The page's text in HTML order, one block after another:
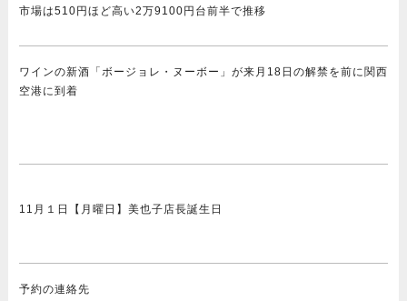
市場は510円ほど高い2万9100円台前半で推移
ワインの新酒「ボージョレ・ヌーボー」が来月18日の解禁を前に関西
空港に到着
11月１日【月曜日】美也子店長誕生日
予約の連絡先